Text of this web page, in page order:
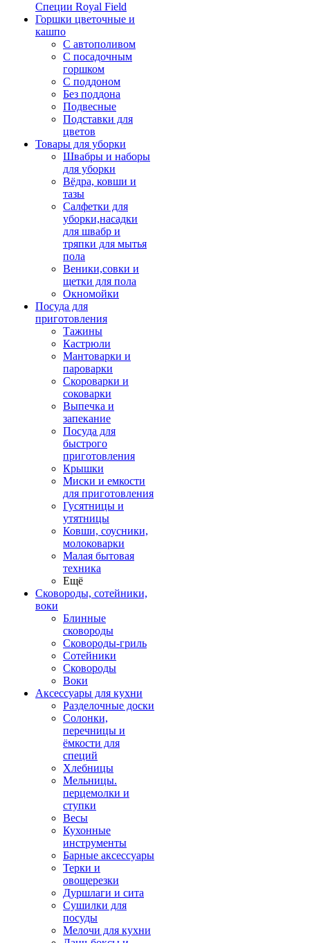
Специи Royal Field
Горшки цветочные и
кашпо
С автополивом
С посадочным
горшком
С поддоном
Без поддона
Подвесные
Подставки для
цветов
Товары для уборки
Швабры и наборы
для уборки
Вёдра, ковши и
тазы
Салфетки для
уборки,насадки
для швабр и
тряпки для мытья
пола
Веники,совки и
щетки для пола
Окномойки
Посуда для
приготовления
Тажины
Кастрюли
Мантоварки и
пароварки
Скороварки и
соковарки
Выпечка и
запекание
Посуда для
быстрого
приготовления
Крышки
Миски и емкости
для приготовления
Гусятницы и
утятницы
Ковши, соусники,
молоковарки
Малая бытовая
техника
Ещё
Сковороды, сотейники,
воки
Блинные
сковороды
Сковороды-гриль
Сотейники
Сковороды
Воки
Аксессуары для кухни
Разделочные доски
Солонки,
перечницы и
ёмкости для
специй
Хлебницы
Мельницы.
перцемолки и
ступки
Весы
Кухонные
инструменты
Барные аксессуары
Терки и
овощерезки
Дуршлаги и сита
Сушилки для
посуды
Мелочи для кухни